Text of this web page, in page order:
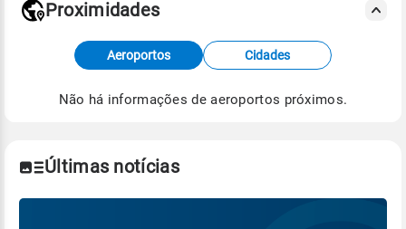
Fonte: dados combinados de estações
meteorológicas e satélite do Centro de Previsão
de Tempo e Estudos Climáticos (CPTEC).
Proximidades
Aeroportos Cidades
Não há informações de aeroportos próximos.
Últimas notícias